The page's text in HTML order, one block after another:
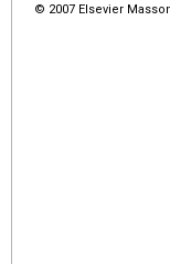
© 2007 Elsevier